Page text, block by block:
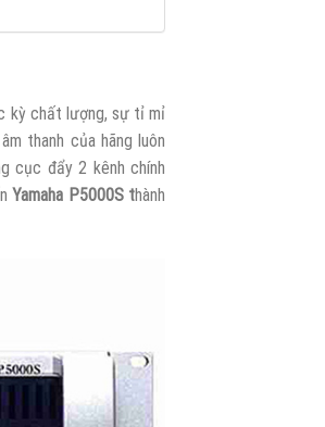
kỳ chất lượng, sự tỉ mỉ
thanh của hãng luôn
cục đẩy 2 kênh chính
Yamaha P5000S thành